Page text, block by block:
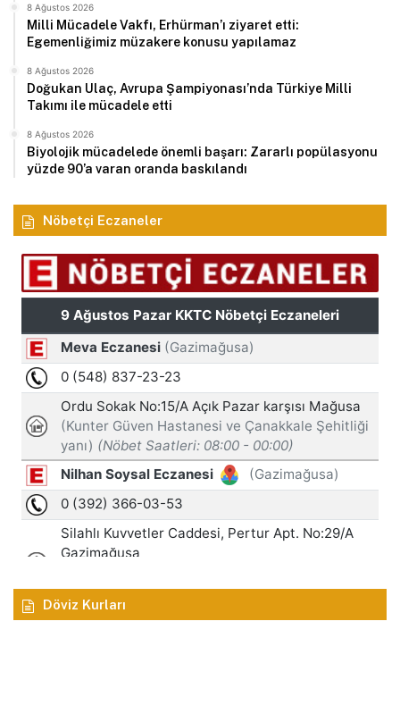
8 Ağustos 2026
Milli Mücadele Vakfı, Erhürman’ı ziyaret etti:
Egemenliğimiz müzakere konusu yapılamaz
8 Ağustos 2026
Doğukan Ulaç, Avrupa Şampiyonası’nda Türkiye Milli
Takımı ile mücadele etti
8 Ağustos 2026
Biyolojik mücadelede önemli başarı: Zararlı popülasyonu
yüzde 90’a varan oranda baskılandı
Nöbetçi Eczaneler
Döviz Kurları